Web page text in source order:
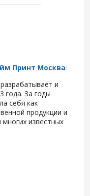
Принт Москва
и
года. За годы
себя как
продукции и
известных